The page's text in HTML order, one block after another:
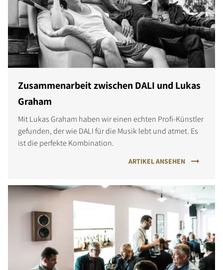
Zusammenarbeit zwischen DALI und Lukas
Graham
Mit Lukas Graham haben wir einen echten Profi-Künstler
gefunden, der wie DALI für die Musik lebt und atmet. Es
ist die perfekte Kombination.
ARTIKEL ANSEHEN